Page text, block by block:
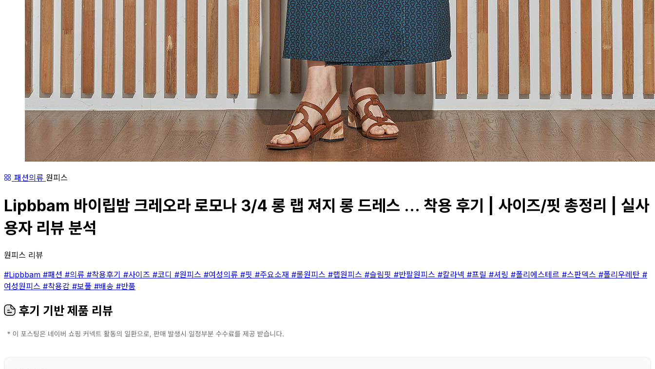
패션의류 원피스
Lipbbam 바이립밤 크레오라 로모나 3/4 롱 랩 져지 롱 드레스 ... 착용 후기 | 사이즈/핏 총정리 | 실사
용자 리뷰 분석
원피스 리뷰
#Lipbbam #패션 #의류 #착용후기 #사이즈 #코디 #원피스 #여성의류 #핏 #주요소재 #롱원피스 #랩원피스 #슬림핏 #반팔원피스 #칼라넥 #프릴 #셔링 #폴리에스테르 #스판덱스 #폴리우레탄 #
여성원피스 #착용감 #보풀 #배송 #반품
후기 기반 제품 리뷰